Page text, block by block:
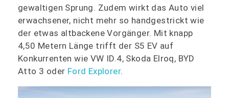
gewaltigen Sprung. Zudem wirkt das Auto viel
erwachsener, nicht mehr so handgestrickt wie
der etwas altbackene Vorgänger. Mit knapp
4,50 Metern Länge trifft der S5 EV auf
Konkurrenten wie VW ID.4, Skoda Elroq, BYD
Atto 3 oder Ford Explorer.